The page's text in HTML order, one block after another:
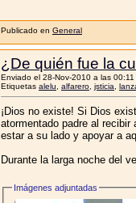
Publicado en General
¿De quién fue la
Enviado el 28-Nov-2010 a las
Etiquetas alelu, alfarero, jsticia,
¡Dios no existe! Si Dios
atormentado padre al
estar a su lado y apoyar a
Durante la larga noche del
Imágenes adjuntadas